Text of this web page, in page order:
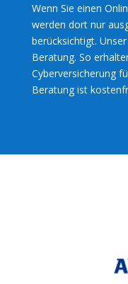
Wenn Sie einen
werden dort nur
berücksichtigt.
Beratung. So
Cyberversicherung
Beratung ist